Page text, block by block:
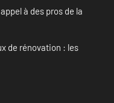
à des pros de la
de rénovation : les